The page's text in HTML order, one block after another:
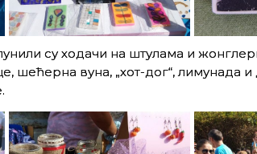
су ходачи на штулама и
шећерна вуна, „хот-дог“, лимунада